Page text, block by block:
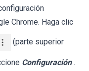
Chrome. Haga clic
(parte superior
Configuración .